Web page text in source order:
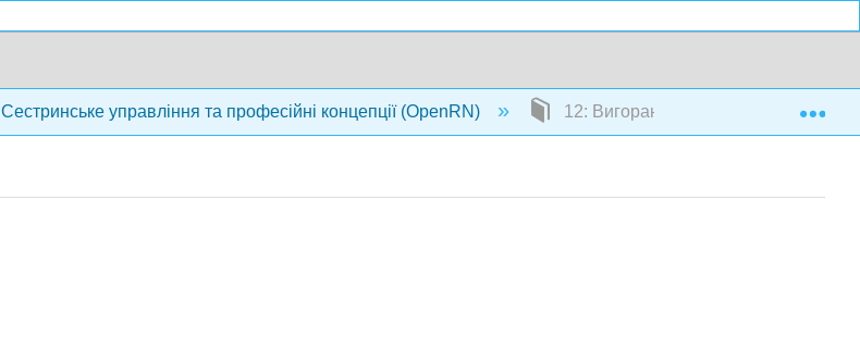
Сестринське управління та професійні концепції (OpenRN) 12: Вигорання та догляд за собою